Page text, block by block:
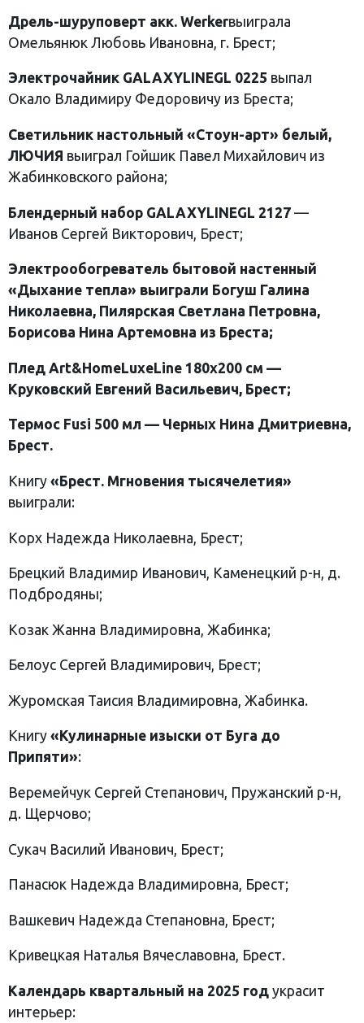
Дрель-шуруповерт акк. Werkerвыиграла
Омельянюк Любовь Ивановна, г. Брест;
Электрочайник GALAXYLINEGL 0225 выпал
Окало Владимиру Федоровичу из Бреста;
Светильник настольный «Стоун-арт» белый,
ЛЮЧИЯ выиграл Гойшик Павел Михайлович из
Жабинковского района;
Блендерный набор GALAXYLINEGL 2127 —
Иванов Сергей Викторович, Брест;
Электрообогреватель бытовой настенный
«Дыхание тепла» выиграли Богуш Галина
Николаевна, Пилярская Светлана Петровна,
Борисова Нина Артемовна из Бреста;
Плед Art&HomeLuxeLine 180х200 см —
Круковский Евгений Васильевич, Брест;
Термос Fusi 500 мл — Черных Нина Дмитриевна,
Брест.
Книгу «Брест. Мгновения тысячелетия»
выиграли:
Корх Надежда Николаевна, Брест;
Брецкий Владимир Иванович, Каменецкий р-н, д.
Подбродяны;
Козак Жанна Владимировна, Жабинка;
Белоус Сергей Владимирович, Брест;
Журомская Таисия Владимировна, Жабинка.
Книгу «Кулинарные изыски от Буга до
Припяти»:
Веремейчук Сергей Степанович, Пружанский р-н,
д. Щерчово;
Сукач Василий Иванович, Брест;
Панасюк Надежда Владимировна, Брест;
Вашкевич Надежда Степановна, Брест;
Кривецкая Наталья Вячеславовна, Брест.
Календарь квартальный на 2025 год украсит
интерьер: